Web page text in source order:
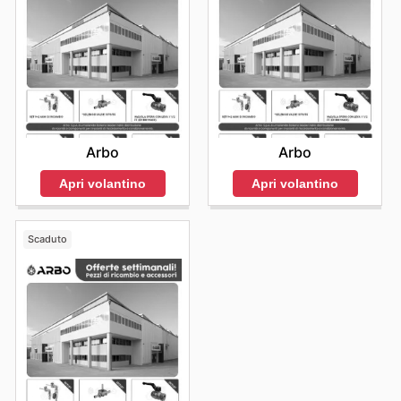
Arbo
Apri volantino
Arbo
Apri volantino
Scaduto